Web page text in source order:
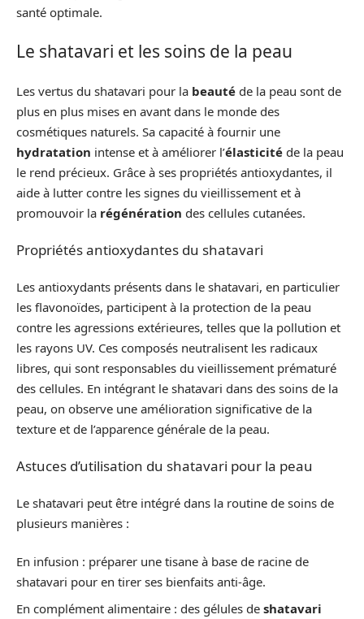
santé optimale.
Le shatavari et les soins de la peau
Les vertus du shatavari pour la beauté de la peau sont de
plus en plus mises en avant dans le monde des
cosmétiques naturels. Sa capacité à fournir une
hydratation intense et à améliorer l’élasticité de la peau
le rend précieux. Grâce à ses propriétés antioxydantes, il
aide à lutter contre les signes du vieillissement et à
promouvoir la régénération des cellules cutanées.
Propriétés antioxydantes du shatavari
Les antioxydants présents dans le shatavari, en particulier
les flavonoïdes, participent à la protection de la peau
contre les agressions extérieures, telles que la pollution et
les rayons UV. Ces composés neutralisent les radicaux
libres, qui sont responsables du vieillissement prématuré
des cellules. En intégrant le shatavari dans des soins de la
peau, on observe une amélioration significative de la
texture et de l’apparence générale de la peau.
Astuces d’utilisation du shatavari pour la peau
Le shatavari peut être intégré dans la routine de soins de
plusieurs manières :
En infusion : préparer une tisane à base de racine de
shatavari pour en tirer ses bienfaits anti-âge.
En complément alimentaire : des gélules de shatavari